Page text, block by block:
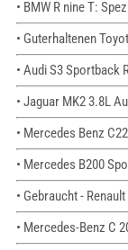
• BMW R nine T:
• Guterhaltenen
• Audi S3 Sportback
• Jaguar MK2 3.8L
• Mercedes Benz
• Mercedes B200
• Gebraucht -
• Mercedes-Benz C